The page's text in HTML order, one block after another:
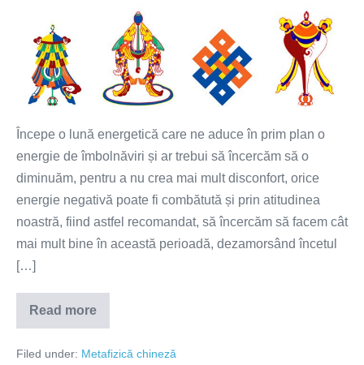
year!!!
year
will
set
the
tone
for
year!!!
2022
perioadă
guvernată
de
energia,
ce
ne
poate
aduce
o
energie
posibile
îmbolnăviri
Începe o lună energetică care ne aduce în prim plan o
energie de îmbolnăviri și ar trebui să încercăm să o
diminuăm, pentru a nu crea mai mult disconfort, orice
energie negativă poate fi combătută și prin atitudinea
noastră, fiind astfel recomandat, să încercăm să facem cât
mai mult bine în această perioadă, dezamorsând încetul
[…]
Read more
Perioada
1
2
Filed under: Metafizică chineză